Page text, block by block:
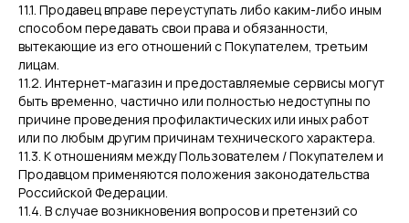
11.1. Продавец вправе переуступать либо каким-либо иным
способом передавать свои права и обязанности,
вытекающие из его отношений с Покупателем, третьим
лицам.
11.2. Интернет-магазин и предоставляемые сервисы могут
быть временно, частично или полностью недоступны по
причине проведения профилактических или иных работ
или по любым другим причинам технического характера.
11.3. К отношениям между Пользователем / Покупателем и
Продавцом применяются положения законодательства
Российской Федерации.
11.4. В случае возникновения вопросов и претензий со